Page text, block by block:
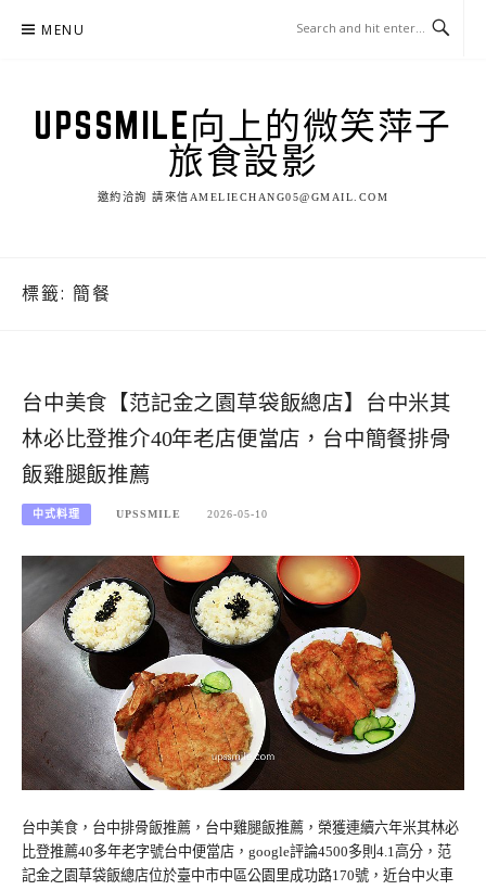
MENU
UPSSMILE向上的微笑萍子
旅食設影
邀約洽詢 請來信AMELIECHANG05@GMAIL.COM
標籤: 簡餐
台中美食【范記金之園草袋飯總店】台中米其
林必比登推介40年老店便當店，台中簡餐排骨
飯雞腿飯推薦
中式料理 UPSSMILE 2026-05-10
台中美食，台中排骨飯推薦，台中雞腿飯推薦，榮獲連續六年米其林必
比登推薦40多年老字號台中便當店，google評論4500多則4.1高分，范
記金之園草袋飯總店位於臺中市中區公園里成功路170號，近台中火車